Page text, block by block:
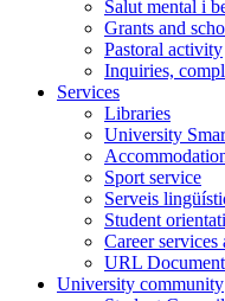
Salut mental i
Grants and
Pastoral activity
Inquiries,
Services
Libraries
University
Sport service
Serveis
Student
Career
URL
University community